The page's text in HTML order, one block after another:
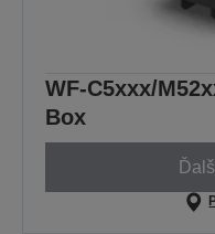
WF-C5xxx/
Box